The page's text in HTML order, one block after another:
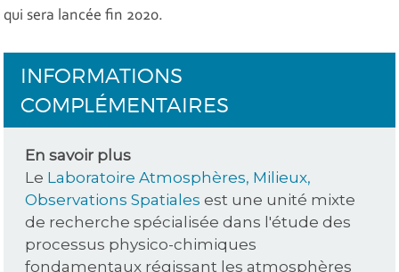
qui sera lancée fin 2020.
INFORMATIONS
COMPLÉMENTAIRES
En savoir plus
Le Laboratoire Atmosphères, Milieux,
Observations Spatiales est une unité mixte
de recherche spécialisée dans l'étude des
processus physico-chimiques
fondamentaux régissant les atmosphères